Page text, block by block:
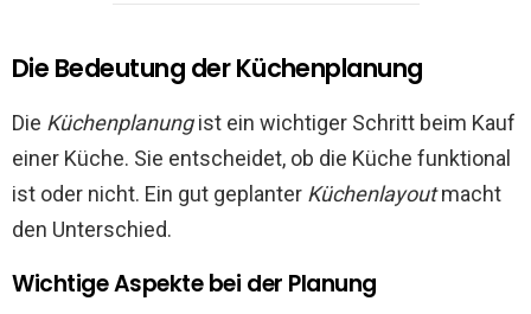
Die Bedeutung der Küchenplanung
Die Küchenplanungist ein wichtiger Schritt beim Kauf
einer Küche. Sie entscheidet, ob die Küche funktional
ist oder nicht. Ein gut geplanter Küchenlayoutmacht
den Unterschied.
Wichtige Aspekte bei der Planung